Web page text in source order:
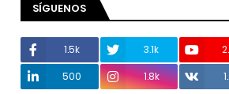
SÍGUENOS
1.5k 3.1k
500
1.8k